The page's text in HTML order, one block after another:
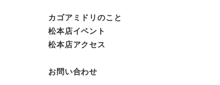
カゴアミドリのこと
松本店イベント
松本店アクセス
お問い合わせ